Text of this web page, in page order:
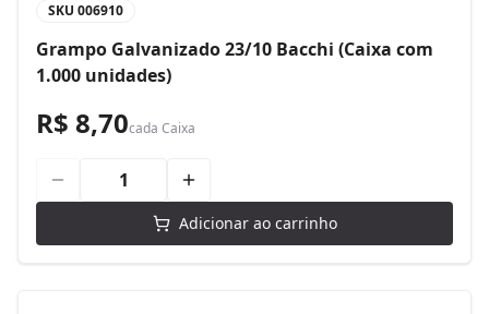
SKU 006910
Grampo Galvanizado 23/10 Bacchi (Caixa com
1.000 unidades)
R$ 8,70cada Caixa
Adicionar ao carrinho